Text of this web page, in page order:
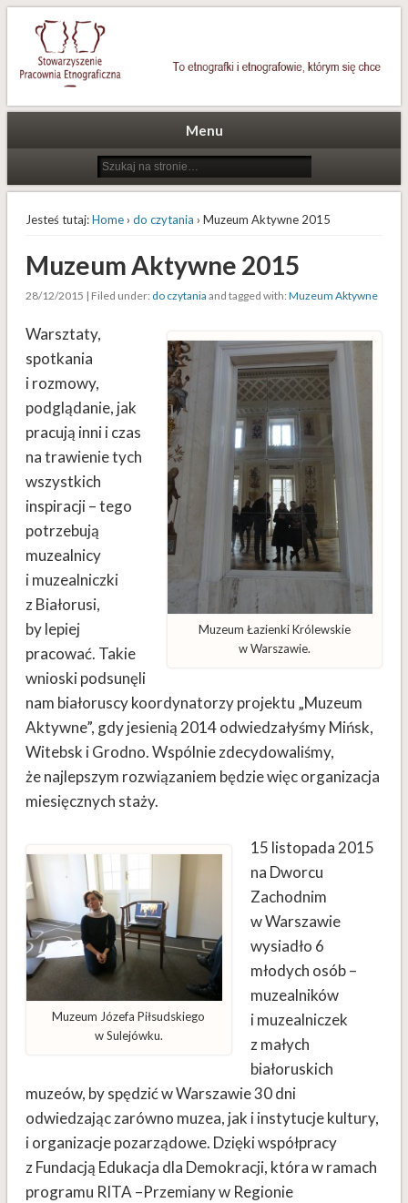
Stowarzyszenie Pracownia
Etnograficzna
To etnografki i etnografowie, którym się chce
Menu
Jesteś tutaj:Home› do czytania › Muzeum Aktywne 2015
Muzeum Aktywne 2015
28/12/2015 | Filed under: do czytania and tagged with: Muzeum Aktywne
Muzeum Łazienki Królewskie
w Warszawie.
Warsztaty,
spotkania
i rozmowy,
podglądanie, jak
pracują inni i czas
na trawienie tych
wszystkich
inspiracji – tego
potrzebują
muzealnicy
i muzealniczki
z Białorusi,
by lepiej
pracować. Takie
wnioski podsunęli
nam białoruscy koordynatorzy projektu „Muzeum
Aktywne”, gdy jesienią 2014 odwiedzałyśmy Mińsk,
Witebsk i Grodno. Wspólnie zdecydowaliśmy,
że najlepszym rozwiązaniem będzie więc organizacja
miesięcznych staży.
Muzeum Józefa Piłsudskiego
w Sulejówku.
15 listopada 2015
na Dworcu
Zachodnim
w Warszawie
wysiadło 6
młodych osób –
muzealników
i muzealniczek
z małych
białoruskich
muzeów, by spędzić w Warszawie 30 dni
odwiedzając zarówno muzea, jak i instytucje kultury,
i organizacje pozarządowe. Dzięki współpracy
z Fundacją Edukacja dla Demokracji, która w ramach
programu RITA –Przemiany w Regionie